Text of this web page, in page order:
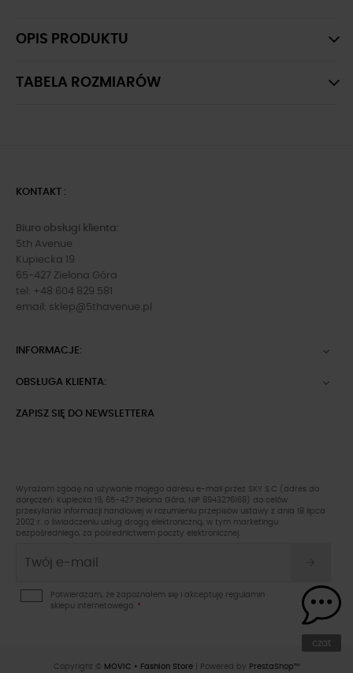
OPIS PRODUKTU
TABELA ROZMIARÓW
KONTAKT :
Biuro obsługi klienta:
5th Avenue
Kupiecka 19
65-427 Zielona Góra
tel: +48 604 829 581
email: sklep@5thavenue.pl
INFORMACJE: 
OBSŁUGA KLIENTA: 
ZAPISZ SIĘ DO NEWSLETTERA
Wyrażam zgodę na używanie mojego adresu e-mail przez SKY S.C (adres do
doręczeń: Kupiecka 19, 65-427 Zielona Góra, NIP 8943276168) do celów
przesyłania informacji handlowej w rozumieniu przepisów ustawy z dnia 18 lipca
2002 r. o świadczeniu usług drogą elektroniczną, w tym marketingu
bezpośredniego, za pośrednictwem poczty elektronicznej.
Potwierdzam, że zapoznałem się i akceptuję regulamin
sklepu internetowego. *
czat
Copyright © MOVIC • Fashion Store| Powered by PrestaShop™